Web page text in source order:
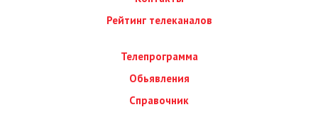
Рейтинг телеканалов
Телепрограмма
Обьявления
Справочник